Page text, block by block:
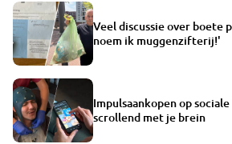
Veel discussie over boete
noem ik muggenzifterij!'
Impulsaankopen op
scrollend met je brein